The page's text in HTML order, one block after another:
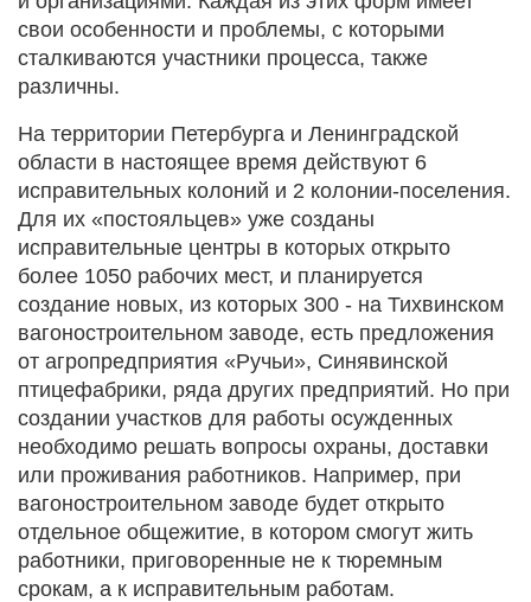
свои особенности и проблемы, с которыми
сталкиваются участники процесса, также
различны.
На территории Петербурга и Ленинградской
области в настоящее время действуют 6
исправительных колоний и 2 колонии-поселения.
Для их «постояльцев» уже созданы
исправительные центры в которых открыто
более 1050 рабочих мест, и планируется
создание новых, из которых 300 - на Тихвинском
вагоностроительном заводе, есть предложения
от агропредприятия «Ручьи», Синявинской
птицефабрики, ряда других предприятий. Но при
создании участков для работы осужденных
необходимо решать вопросы охраны, доставки
или проживания работников. Например, при
вагоностроительном заводе будет открыто
отдельное общежитие, в котором смогут жить
работники, приговоренные не к тюремным
срокам, а к исправительным работам.